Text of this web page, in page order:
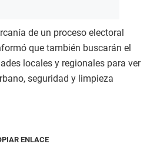
de un proceso electoral
que también buscarán el
locales y regionales para ver
seguridad y limpieza
ENLACE